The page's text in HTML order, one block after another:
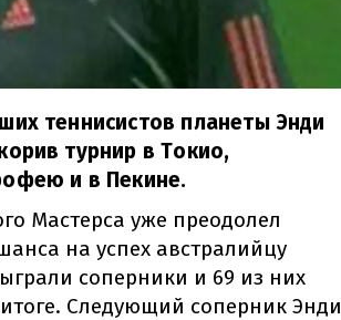
теннисистов планеты Энди
турнир в Токио,
и в Пекине.
Мастерса уже преодолел
на успех австралийцу
соперники и 69 из них
Следующий соперник Энди